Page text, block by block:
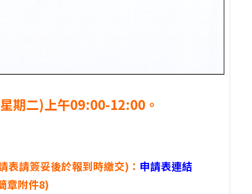
期二)上午09:00-12:00。
表請簽妥後於報到時繳交)： 申請表連結
章附件8)